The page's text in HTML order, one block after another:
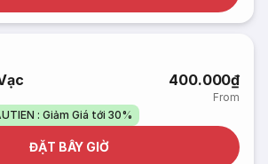
400.000₫
From
: Giảm Giá tới 30%
ĐẶT BÂY GIỜ